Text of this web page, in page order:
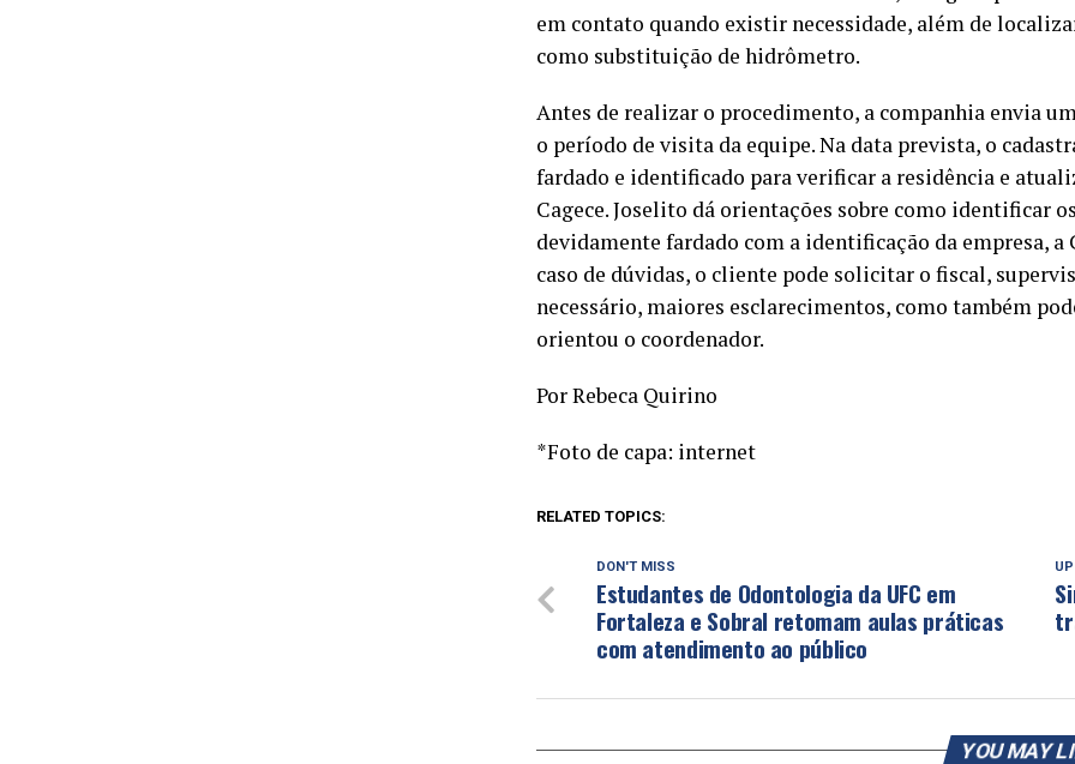
em contato quando existir necessidade, além de
como substituição de hidrômetro.
Antes de realizar o procedimento, a companhia envia
o período de visita da equipe. Na data prevista, o
fardado e identificado para verificar a residência e
Cagece. Joselito dá orientações sobre como identificar
devidamente fardado com a identificação da empresa, a
caso de dúvidas, o cliente pode solicitar o fiscal,
necessário, maiores esclarecimentos, como também
orientou o coordenador.
Por Rebeca Quirino
*Foto de capa: internet
RELATED TOPICS:
DON'T MISS
Estudantes de Odontologia da UFC em
Fortaleza e Sobral retomam aulas práticas
com atendimento ao público
YOU MAY